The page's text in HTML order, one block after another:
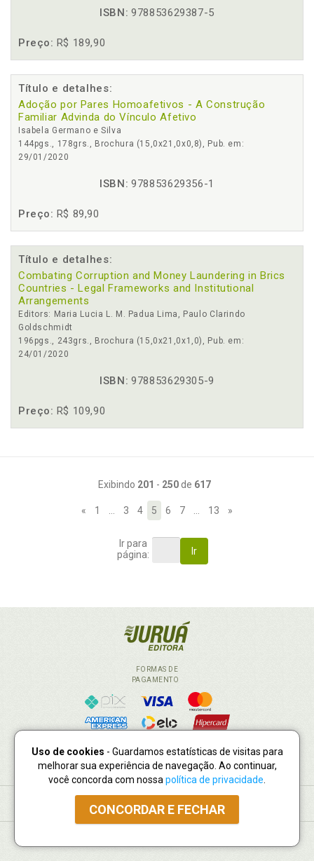
ISBN: 978853629387-5
Preço: R$ 189,90
Título e detalhes:
Adoção por Pares Homoafetivos - A Construção
Familiar Advinda do Vínculo Afetivo
Isabela Germano e Silva
144pgs., 178grs., Brochura (15,0x21,0x0,8), Pub. em:
29/01/2020
ISBN: 978853629356-1
Preço: R$ 89,90
Título e detalhes:
Combating Corruption and Money Laundering in Brics
Countries - Legal Frameworks and Institutional
Arrangements
Editors: Maria Lucia L. M. Padua Lima, Paulo Clarindo
Goldschmidt
196pgs., 243grs., Brochura (15,0x21,0x1,0), Pub. em:
24/01/2020
ISBN: 978853629305-9
Preço: R$ 109,90
Exibindo 201 - 250de 617
« 1 3 4 5 6 7 13 »
Ir para
página:
Ir
FORMAS DE
PAGAMENTO
INSTITUCIONAL
Uso de cookies - Guardamos estatísticas de visitas para
melhorar sua experiência de navegação. Ao continuar,
você concorda com nossa política de privacidade
CONCORDAR E FECHAR